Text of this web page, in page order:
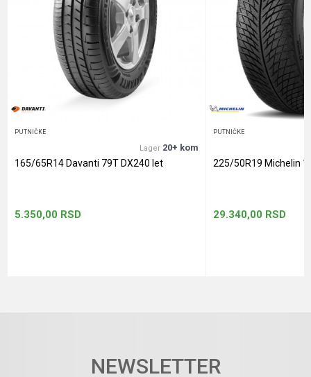
Anti-spam zaštita - izračunajte koliko je 4 + 1 :
PUTNIČKE
Lager 20+ kom
165/65R14 Davanti 79T DX240 let
5.350,00 RSD
PUTNIČKE
225/50R19 Michelin
29.340,00 RSD
NEWSLETTER